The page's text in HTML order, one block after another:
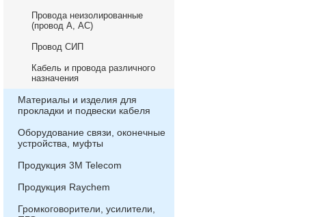
Провода неизолированные
(провод А, АС)
Провод СИП
Кабель и провода различного
назначения
Материалы и изделия для
прокладки и подвески кабеля
Оборудование связи, оконечные
устройства, муфты
Продукция 3М Telecom
Продукция Raychem
Громкоговорители, усилители,